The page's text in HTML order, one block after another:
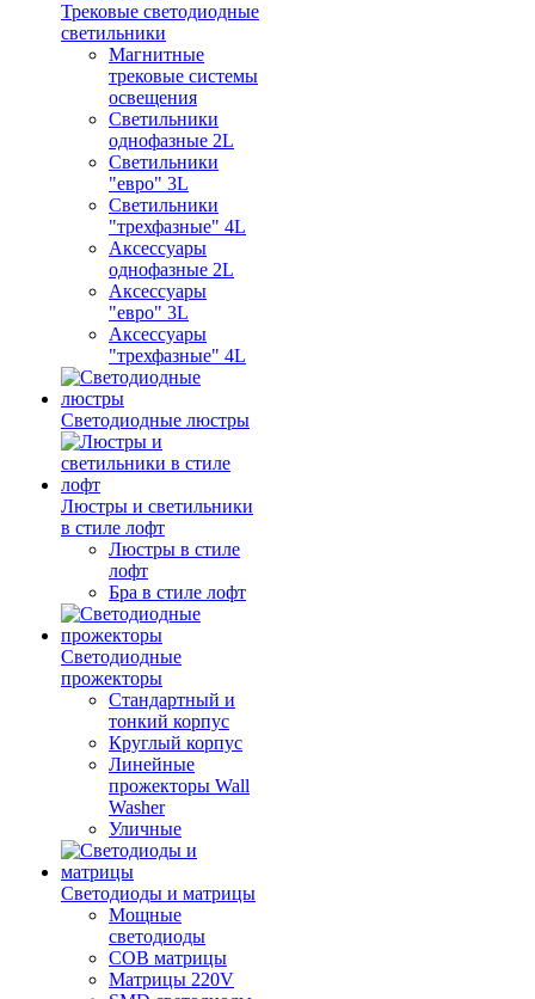
Трековые светодиодные
светильники
Магнитные
трековые системы
освещения
Светильники
однофазные 2L
Светильники
"евро" 3L
Светильники
"трехфазные" 4L
Аксессуары
однофазные 2L
Аксессуары
"евро" 3L
Аксессуары
"трехфазные" 4L
Светодиодные люстры
Люстры и светильники
в стиле лофт
Люстры в стиле
лофт
Бра в стиле лофт
Светодиодные
прожекторы
Стандартный и
тонкий корпус
Круглый корпус
Линейные
прожекторы Wall
Washer
Уличные
Светодиоды и матрицы
Мощные
светодиоды
COB матрицы
Матрицы 220V